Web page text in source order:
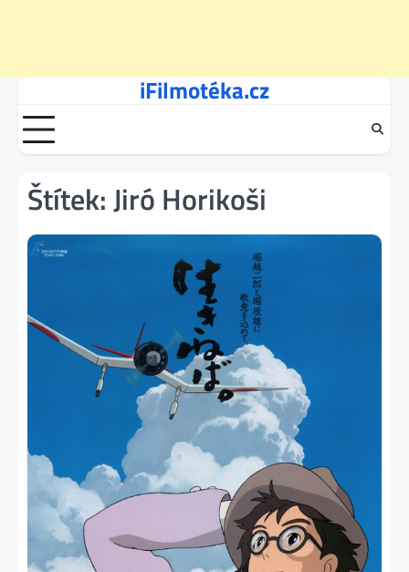
content
iFilmotéka.cz
Štítek:Jiró Horikoši